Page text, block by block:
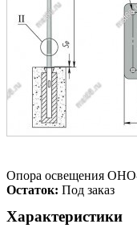
Опора освещения
Остаток: Под заказ
Характеристики